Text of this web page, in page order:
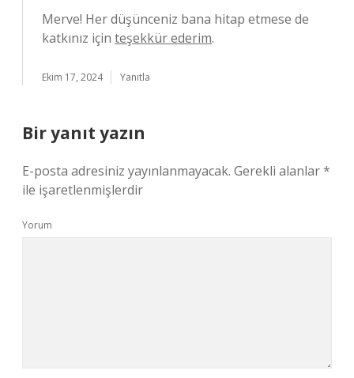
Merve! Her düşünceniz bana hitap etmese de
katkınız için teşekkür ederim.
Ekim 17, 2024 Yanıtla
Bir yanıt yazın
E-posta adresiniz yayınlanmayacak. Gerekli alanlar*
ile işaretlenmişlerdir
Yorum